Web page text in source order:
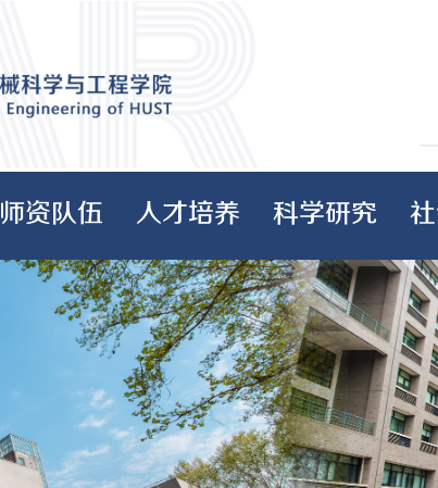
师资队伍 人才培养 科学研究